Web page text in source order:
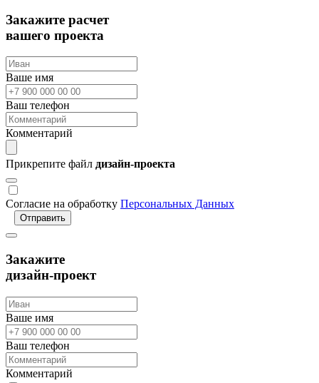
Закажите расчет
вашего проекта
Ваше имя
Ваш телефон
Комментарий
Прикрепите файл дизайн-проекта
Согласие на обработку Персональных Данных
Отправить
Закажите
дизайн-проект
Ваше имя
Ваш телефон
Комментарий